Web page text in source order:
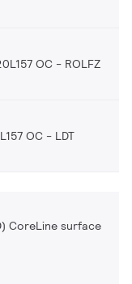
OC ROLFZ
OC LDT
CoreLine surface